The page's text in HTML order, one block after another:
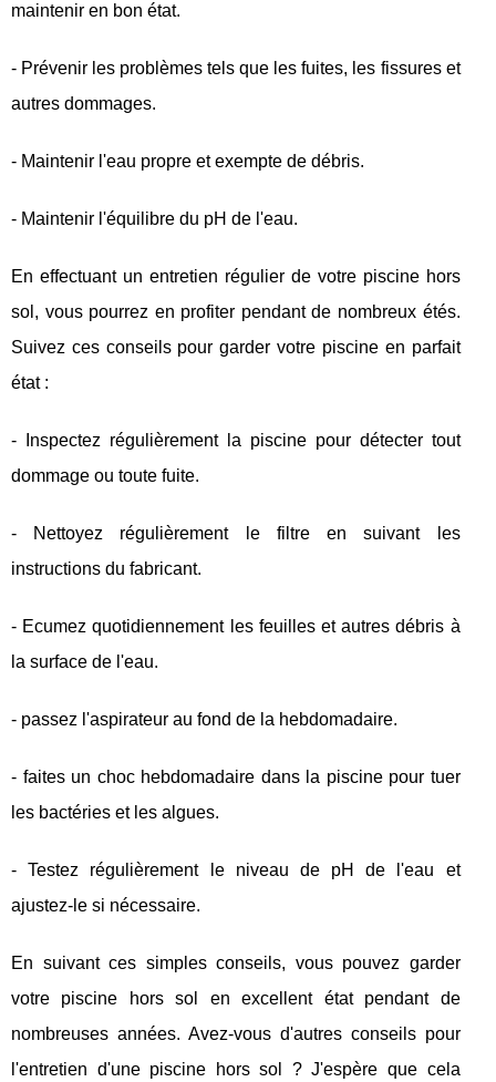
maintenir en bon état.
- Prévenir les problèmes tels que les fuites, les fissures et
autres dommages.
- Maintenir l'eau propre et exempte de débris.
- Maintenir l'équilibre du pH de l'eau.
En effectuant un entretien régulier de votre piscine hors
sol, vous pourrez en profiter pendant de nombreux étés.
Suivez ces conseils pour garder votre piscine en parfait
état :
- Inspectez régulièrement la piscine pour détecter tout
dommage ou toute fuite.
- Nettoyez régulièrement le filtre en suivant les
instructions du fabricant.
- Ecumez quotidiennement les feuilles et autres débris à
la surface de l'eau.
- passez l'aspirateur au fond de la hebdomadaire.
- faites un choc hebdomadaire dans la piscine pour tuer
les bactéries et les algues.
- Testez régulièrement le niveau de pH de l'eau et
ajustez-le si nécessaire.
En suivant ces simples conseils, vous pouvez garder
votre piscine hors sol en excellent état pendant de
nombreuses années. Avez-vous d'autres conseils pour
l'entretien d'une piscine hors sol ? J'espère que cela